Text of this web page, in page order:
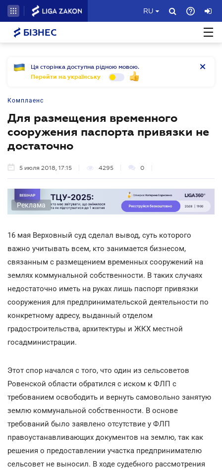
RU
БІЗНЕС
Ця сторінка доступна рідною мовою.
Перейти на українську
Комплаенс
Для размещения временного
сооружения паспорта привязки не
достаточно
5 июля 2018, 17:15 4295 0
Реклама
16 мая Верховный суд сделал вывод, суть которого
важно учитывать всем, кто занимается бизнесом,
связанным с размещением временных сооружений на
землях коммунальной собственности. В таких случаях
недостаточно иметь на руках лишь паспорт привязки
сооружения для предпринимательской деятельности по
конкретному адресу, выданный отделом
градостроительства, архитектуры и ЖКХ местной
госадминистрации.
Этот спор начался с того, что один из сельсоветов
Ровенской области обратился с иском к ФЛП с
требованием освободить и вернуть самовольно занятую
землю коммунальной собственности. В основе
требований было заявлено отсутствие у ФЛП
правоустанавливающих документов на землю, так как
решения о предоставлении участка предпринимателю
сельсовет не выносил. В ходе судебного рассмотрения